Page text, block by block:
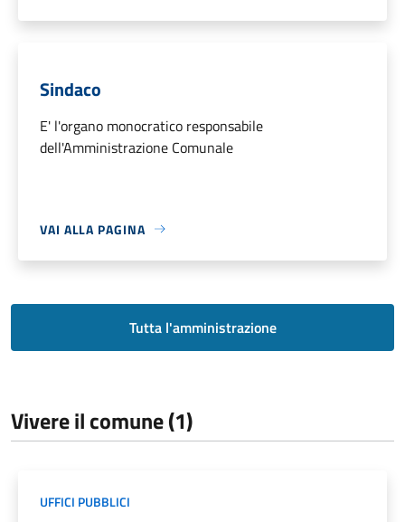
Sindaco
E' l'organo monocratico responsabile
dell'Amministrazione Comunale
VAI ALLA PAGINA
Tutta l'amministrazione
Vivere il comune (1)
UFFICI PUBBLICI